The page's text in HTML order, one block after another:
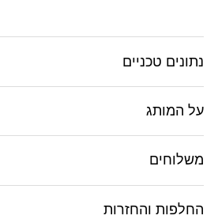
נתונים טכניים
על המותג
משלוחים
החלפות והחזרות